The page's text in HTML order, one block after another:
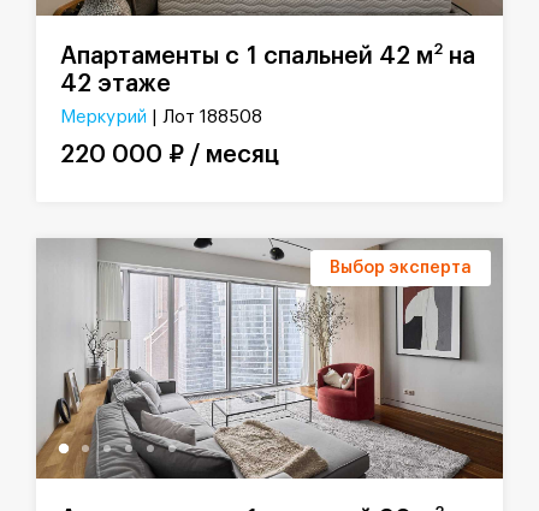
Апартаменты с 1 спальней 42 м2 на
42 этаже
Меркурий | Лот 188508
220 000 ₽ / месяц
Выбор эксперта